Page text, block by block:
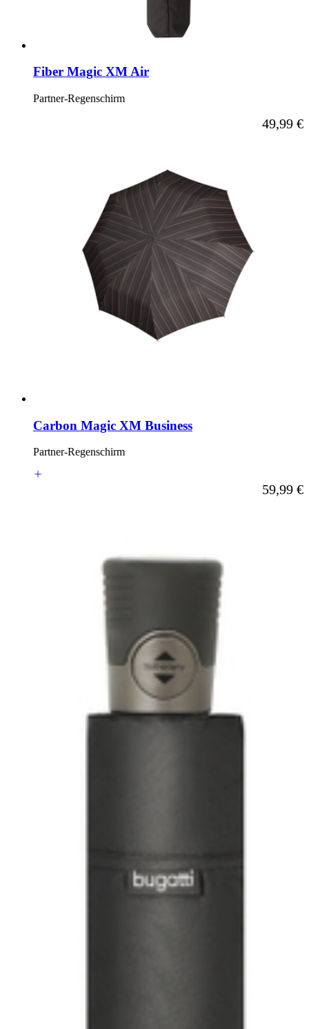
Fiber Magic XM Air
Partner-Regenschirm
Ab
49,99 €
Carbon Magic XM Business
Partner-Regenschirm
Ab
59,99 €